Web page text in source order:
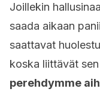
Joillekin
saada aikaan
saattavat
koska liittävät
perehdymme